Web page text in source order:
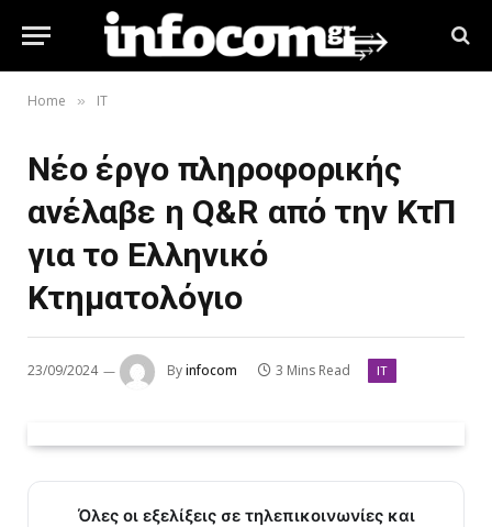
Home » IT
Νέο έργο πληροφορικής
ανέλαβε η Q&R από την ΚτΠ
για το Ελληνικό
Κτηματολόγιο
23/09/2024 Byinfocom 3 Mins Read IT
Όλες οι εξελίξεις σε τηλεπικοινωνίες και